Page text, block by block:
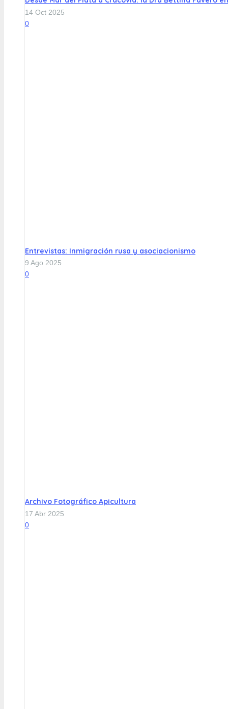
14 Oct 2025
0
Entrevistas: Inmigración rusa y asociacionismo
9 Ago 2025
0
Archivo Fotográfico Apicultura
17 Abr 2025
0